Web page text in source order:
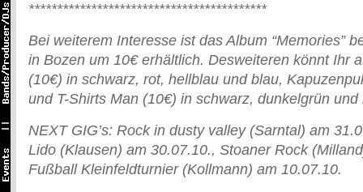
******************************************
Bei weiterem Interesse ist das Album “Memories”
in Bozen um 10€ erhältlich. Desweiteren könnt Ihr
(10€) in schwarz, rot, hellblau und blau,
und T-Shirts Man (10€) in schwarz, dunkelgrün
NEXT GIG’s: Rock in dusty valley (Sarntal) am
Lido (Klausen) am 30.07.10., Stoaner Rock
Fußball Kleinfeldturnier (Kollmann) am 10.07.10.